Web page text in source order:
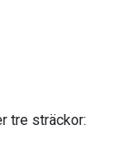
tre sträckor: